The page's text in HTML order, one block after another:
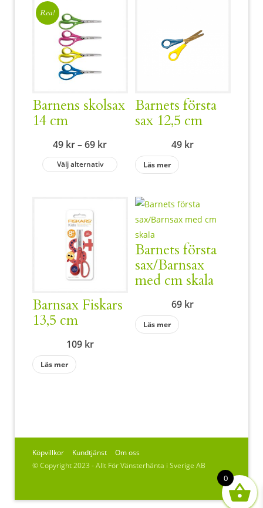
Rea!
Barnens skolsax
14 cm
49 kr–69 krPrisintervall:
49 kr
till
Välj alternativ
Barnets första
sax 12,5 cm
49 kr
Läs mer
Barnsax Fiskars
13,5 cm
109 kr
Läs mer
Barnets första
sax/Barnsax
med cm skala
69 kr
Läs mer
Köpvillkor Kundtjänst
Om oss
© Copyright 2023 - Allt För Vänsterhänta i Sverige AB
0